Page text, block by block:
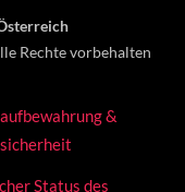
Rechte vorbehalten
&
Status des